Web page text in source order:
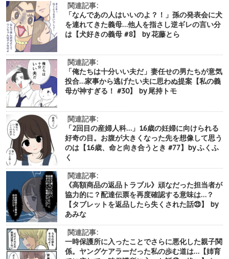
関連記事:
「なんであの人はいいのよ？！」孫の発表会に犬
を連れてきた義母…他人を指さし逆ギレの言い分
は【犬好きの義母 #8】 by 花藤とら
関連記事:
「俺たちは十分いい夫だ」妻任せの男たちが意気
投合…家事から逃げたい夫に思わぬ提案【私の義
母が神すぎる！ #30】 by 尾持トモ
関連記事:
「2回目の産婦人科…」16歳の妊婦に向けられる
好奇の目。お腹が大きくなった先を想像して思う
のは【16歳、命と向き合うとき #77】by ふくふ
く
関連記事:
《高額商品の返品トラブル》頑なだった担当者が
協力的に？配達伝票を再度確認する意味は…？
【タブレットを返品したら失くされた話㉓】 by
あみな
関連記事:
一時保護所に入ったことでさらに悪化した親子関
係。ヤングケアラーだった私の歩む道は…【姉育